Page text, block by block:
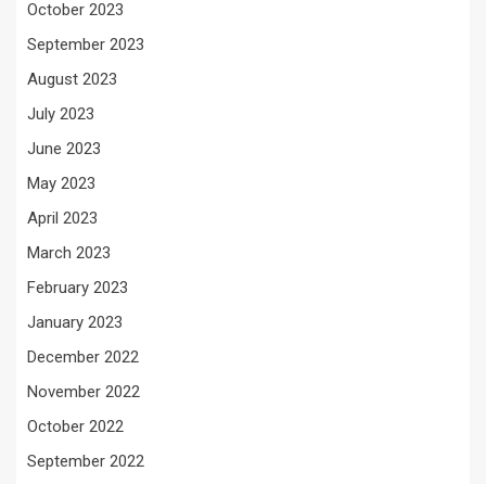
October 2023
September 2023
August 2023
July 2023
June 2023
May 2023
April 2023
March 2023
February 2023
January 2023
December 2022
November 2022
October 2022
September 2022